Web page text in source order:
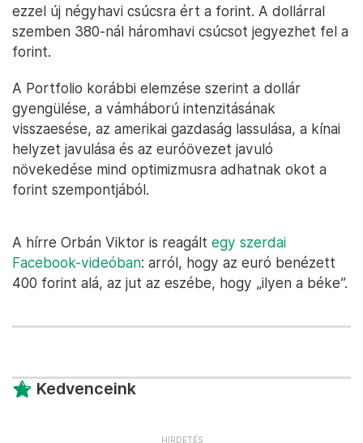
ezzel új négyhavi csúcsra ért a forint. A dollárral
szemben 380-nál háromhavi csúcsot jegyezhet fel a
forint.
A Portfolio korábbi elemzése szerint a dollár
gyengülése, a vámháború intenzitásának
visszaesése, az amerikai gazdaság lassulása, a kínai
helyzet javulása és az euróövezet javuló
növekedése mind optimizmusra adhatnak okot a
forint szempontjából.
A hírre Orbán Viktor is reagált egy szerdai
Facebook-videóban: arról, hogy az euró benézett
400 forint alá, az jut az eszébe, hogy „ilyen a béke”.
Kedvenceink